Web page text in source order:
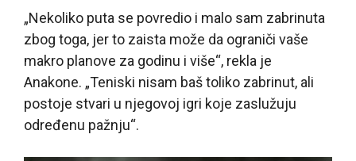
„Nekoliko puta se povredio i malo sam zabrinuta
zbog toga, jer to zaista može da ograniči vaše
makro planove za godinu i više“, rekla je
Anakone. „Teniski nisam baš toliko zabrinut, ali
postoje stvari u njegovoj igri koje zaslužuju
određenu pažnju“.